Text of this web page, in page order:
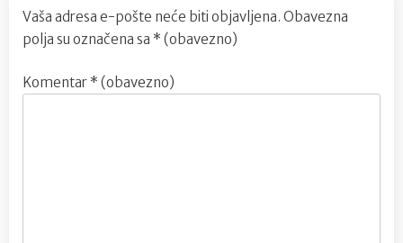
Vaša adresa e-pošte neće biti objavljena. Obavezna
polja su označena sa * (obavezno)
Komentar * (obavezno)